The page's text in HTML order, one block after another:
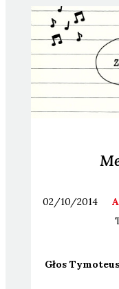
02/10/2014
Głos